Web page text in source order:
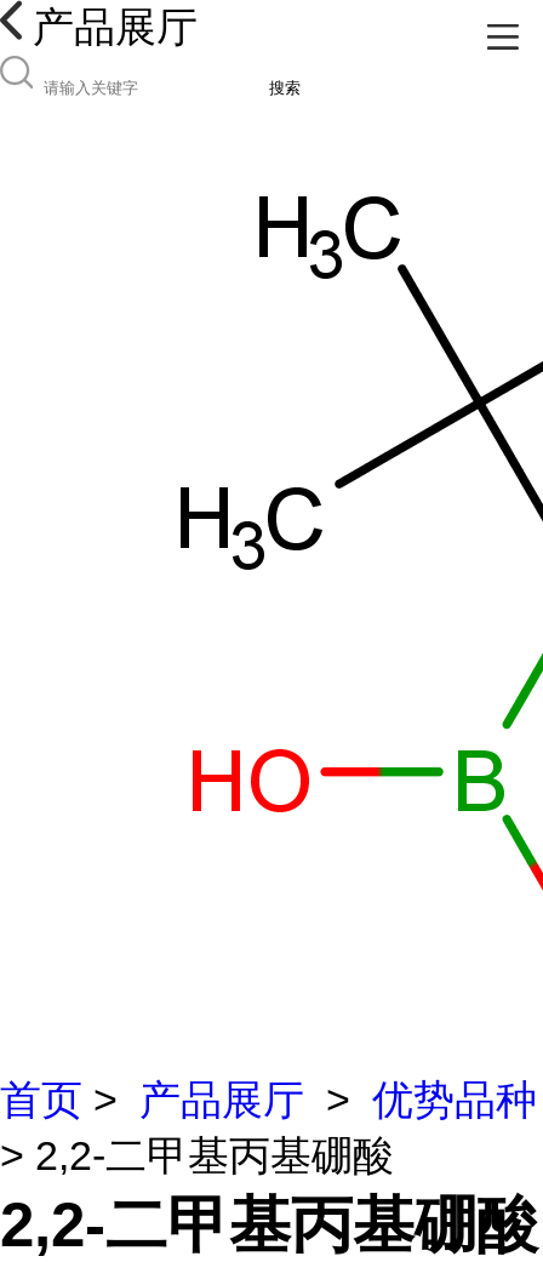
产品展厅
搜索
首页 > 产品展厅 > 优势品种
> 2,2-二甲基丙基硼酸
2,2-二甲基丙基硼酸